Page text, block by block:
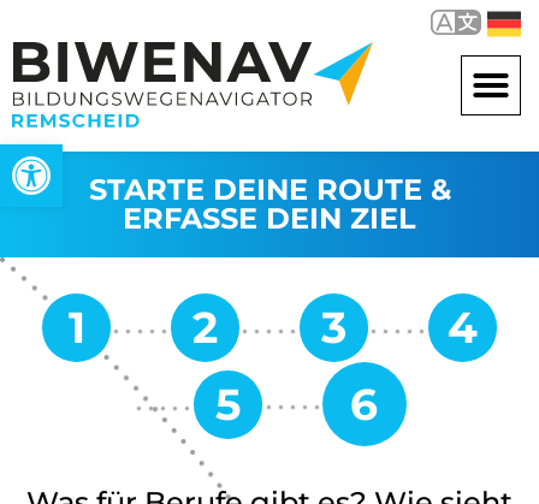
Werkzeugleiste öffnen
STARTE DEINE ROUTE &
ERFASSE DEIN ZIEL